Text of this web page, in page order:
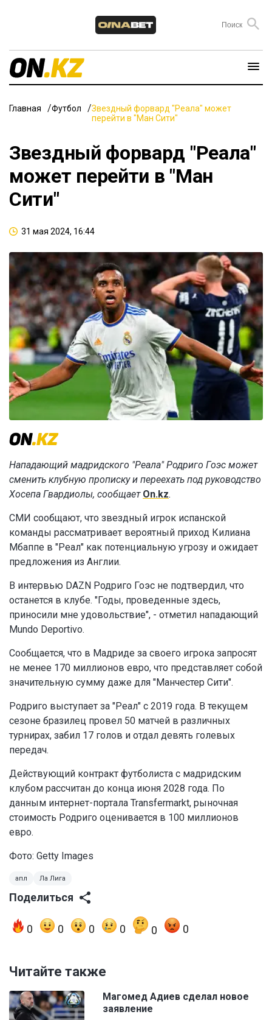
Главная Футбол
Звездный форвард "Реала" может
перейти в "Ман Сити"
Звездный форвард "Реала"
может перейти в "Ман
Сити"
31 мая 2024, 16:44
Нападающий мадридского "Реала" Родриго Гоэс может
сменить клубную прописку и переехать под руководство
Хосепа Гвардиолы, сообщает On.kz.
СМИ сообщают, что звездный игрок испанской
команды рассматривает вероятный приход Килиана
Мбаппе в "Реал" как потенциальную угрозу и ожидает
предложения из Англии.
В интервью DAZN Родриго Гоэс не подтвердил, что
останется в клубе. "Годы, проведенные здесь,
приносили мне удовольствие", - отметил нападающий
Mundo Deportivo.
Сообщается, что в Мадриде за своего игрока запросят
не менее 170 миллионов евро, что представляет собой
значительную сумму даже для "Манчестер Сити".
Родриго выступает за "Реал" с 2019 года. В текущем
сезоне бразилец провел 50 матчей в различных
турнирах, забил 17 голов и отдал девять голевых
передач.
Действующий контракт футболиста с мадридским
клубом рассчитан до конца июня 2028 года. По
данным интернет-портала Transfermarkt, рыночная
стоимость Родриго оценивается в 100 миллионов
евро.
Фото: Getty Images
апл Ла Лига
Поделиться
0 0 0 0 0 0
Читайте также
Магомед Адиев сделал новое
заявление